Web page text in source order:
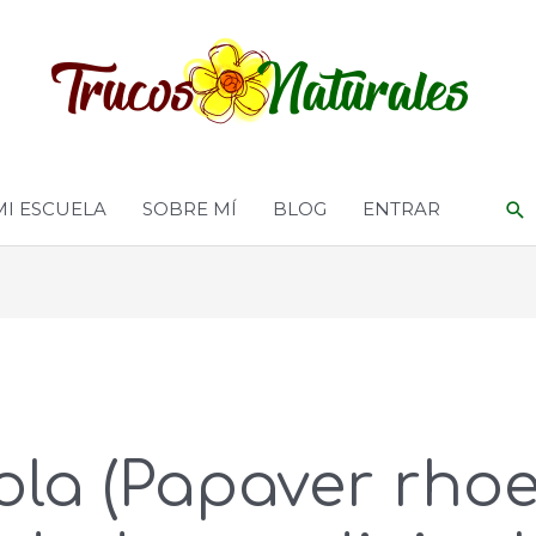
ESCUELA SOBRE MÍ BLOG ENTRAR
(Papaver